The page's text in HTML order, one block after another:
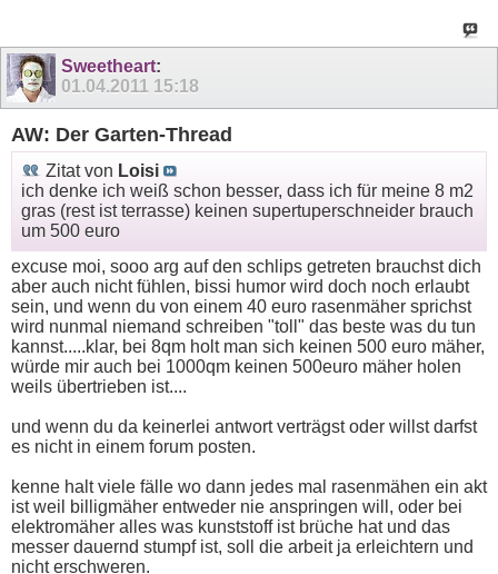
Sweetheart:
01.04.2011 15:18
AW: Der Garten-Thread
Zitat von Loisi
ich denke ich weiß schon besser, dass ich für meine 8 m2
gras (rest ist terrasse) keinen supertuperschneider brauch
um 500 euro
excuse moi, sooo arg auf den schlips getreten brauchst dich
aber auch nicht fühlen, bissi humor wird doch noch erlaubt
sein, und wenn du von einem 40 euro rasenmäher sprichst
wird nunmal niemand schreiben "toll" das beste was du tun
kannst.....klar, bei 8qm holt man sich keinen 500 euro mäher,
würde mir auch bei 1000qm keinen 500euro mäher holen
weils übertrieben ist....
und wenn du da keinerlei antwort verträgst oder willst darfst
es nicht in einem forum posten.
kenne halt viele fälle wo dann jedes mal rasenmähen ein akt
ist weil billigmäher entweder nie anspringen will, oder bei
elektromäher alles was kunststoff ist brüche hat und das
messer dauernd stumpf ist, soll die arbeit ja erleichtern und
nicht erschweren.